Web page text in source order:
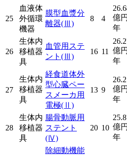
25
血液体
外循環
機器
膜型血漿分
離器(Ⅲ)
8 4
億
年
26
生体内
移植器
具
血管用ステ
ント (Ⅲ)
16 11
億
年
27
生体内
移植器
具
経食道体外
型心臓ペー
スメーカ用
電極(Ⅱ)
13 9
億
年
28
生体内
移植器
具
腸骨動脈用
ステント
(Ⅳ)
20 10 億
年
除細動機能